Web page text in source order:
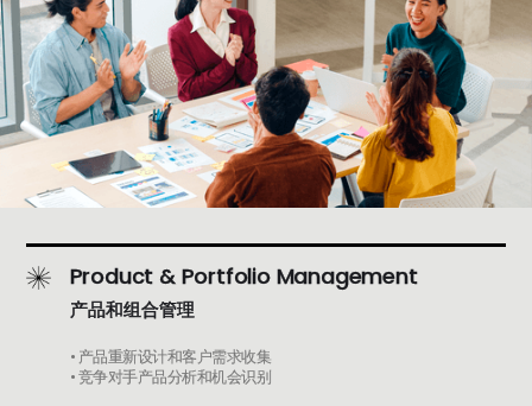
Product & Portfolio Management
产品和组合管理
• 产品重新设计和客户需求收集
• 竞争对手产品分析和机会识别